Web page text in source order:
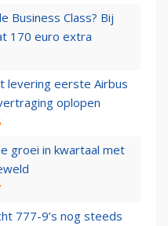
Business Class? Bij
170 euro extra
levering eerste Airbus
oplopen
groei in kwartaal met
777-9’s nog steeds